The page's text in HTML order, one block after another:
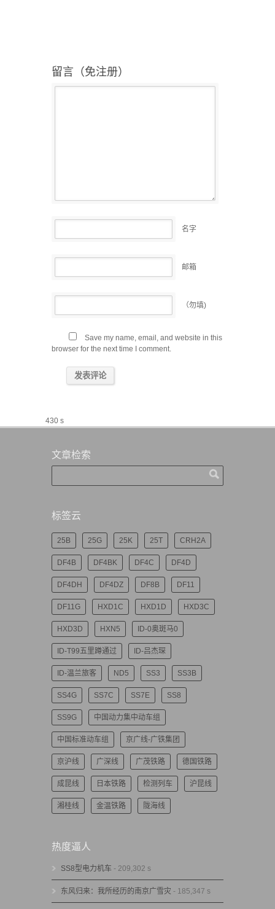
留言（免注册）
名字
邮箱
（勿填)
Save my name, email, and website in this
browser for the next time I comment.
430 s
文章检索
标签云
25B 25G 25K 25T CRH2A
DF4B DF4BK DF4C DF4D
DF4DH DF4DZ DF8B DF11
DF11G HXD1C HXD1D HXD3C
HXD3D HXN5 ID-0奥斑马0
ID-T99五里蹲通过 ID-吕杰琛
ID-温兰旅客 ND5 SS3 SS3B
SS4G SS7C SS7E SS8
SS9G 中国动力集中动车组
中国标准动车组 京广线-广铁集团
京沪线 广深线 广茂铁路 德国铁路
成昆线 日本铁路 检测列车 沪昆线
湘桂线 金温铁路 陇海线
热度逼人
SS8型电力机车 - 209,302 s
东风归来：我所经历的南京广雪灾 - 185,347 s